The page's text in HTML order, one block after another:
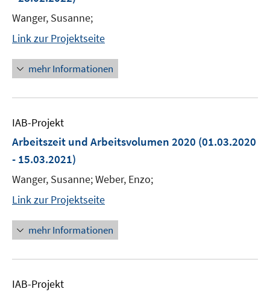
Wanger, Susanne;
Link zur Projektseite
mehr Informationen
IAB-Projekt
Arbeitszeit und Arbeitsvolumen 2020 (01.03.2020
- 15.03.2021)
Wanger, Susanne; Weber, Enzo;
Link zur Projektseite
mehr Informationen
IAB-Projekt